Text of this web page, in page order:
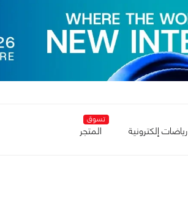
رياضات إلكترونية
تسوق
المتجر